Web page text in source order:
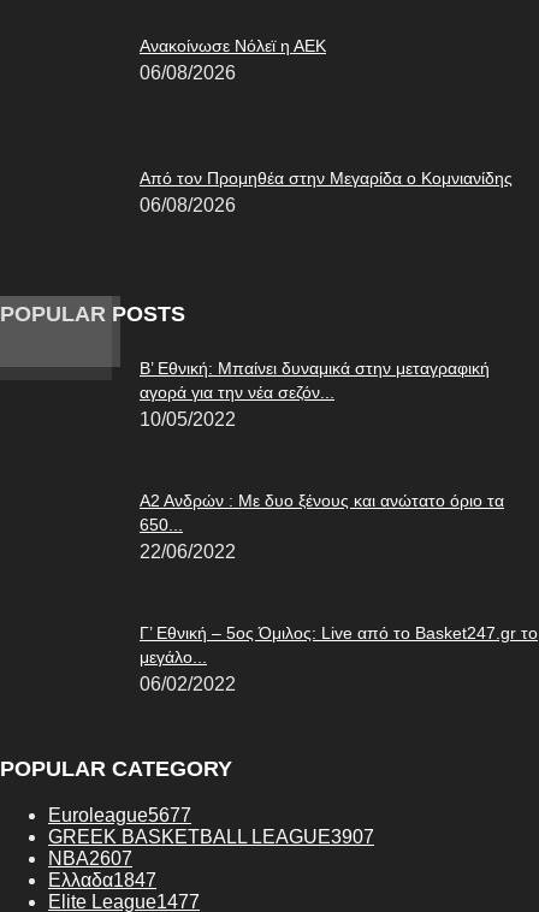
Ανακοίνωσε Νόλεϊ η ΑΕΚ
06/08/2026
Από τον Προμηθέα στην Μεγαρίδα ο Κομνιανίδης
06/08/2026
POPULAR POSTS
Β’ Εθνική: Μπαίνει δυναμικά στην μεταγραφική
αγορά για την νέα σεζόν...
10/05/2022
Α2 Ανδρών : Με δυο ξένους και ανώτατο όριο τα
650...
22/06/2022
Γ’ Εθνική – 5ος Όμιλος: Live από το Basket247.gr το
μεγάλο...
06/02/2022
POPULAR CATEGORY
Euroleague5677
GREEK BASKETBALL LEAGUE3907
NBA2607
Ελλαδα1847
Elite League1477